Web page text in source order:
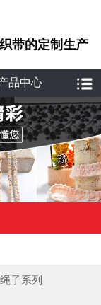
带的定制生产
品中心
绳子系列